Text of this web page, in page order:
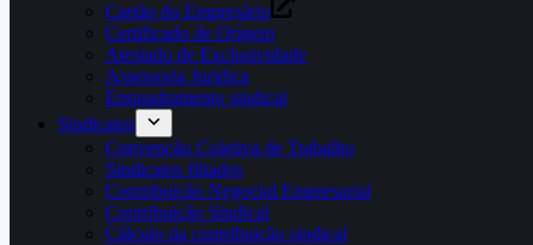
Cartão do Empresário
Certificado de Origem
Atestado de Exclusividade
Assessoria Jurídica
Enquadramento sindical
Sindicatos
Convenção Coletiva de Trabalho
Sindicatos filiados
Contribuição Negocial Empresarial
Contribuição Sindical
Cálculo da contribuição sindical